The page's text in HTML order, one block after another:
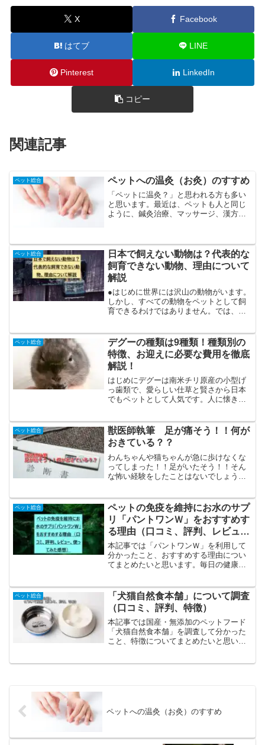
X Facebook
はてブ LINE
Pinterest LinkedIn
コピー
関連記事
ペット総合 ペットへの温灸（お灸）のすすめ
「ペットに温灸？」と思われる方も多い
と思います。最近は、ペットも人と同じ
ように、鍼灸治療、マッサージ、漢方、
も、温灸は、自宅で簡単にできることで
すので、是非、愛犬・愛猫に...
ペット総合
日本で飼えない動物は？代表的な
飼育できない動物、理由について
解説
●はじめに世界には沢山の動物がいます。
しかし、すべての動物をペットとして飼
育できるわけではありません。では、日
とができないのか、また、代表的な日本
で飼育できない動物につ...
ペット総合
デグーの種類は9種類！種類別の
特徴、お迎えに必要な費用を徹底
解説！
はじめにデグーは南米チリ原産の小型げ
っ歯類で、愛らしい仕草と賢さから日本
でもペットとして人気です。人に懐きや
ばれているんです。本記事では、デグー
の特徴を種類別に紹介しま...
ペット総合
獣医師執筆 足が痛そう！！何が
おきている？？
わんちゃんや猫ちゃんが急に歩けなくな
ってしまった！！足がいたそう！！そん
な怖い経験をしたことはないでしょう
らいいのでしょうか。それぞれの病気の
解説も踏まえお話します。ど...
ペット総合
ペットの免疫を維持にお水のサプ
リ「パントワンＷ」をおすすめす
る理由（口コミ、評判、レビュ
ー、使ってみた感想）
本記事では「パントワンＷ」を利用して
分かったこと、おすすめする理由につい
てまとめたいと思います。毎日の健康を
してあげたい毛並みをよくしてあげたい
ミネラル成分の調整で尿結...
ペット総合
「犬猫自然食本舗」について調査
（口コミ、評判、特徴）
本記事では国産・無添加のペットフード
「犬猫自然食本舗」を調査して分かった
こと、特徴についてまとめたいと思いま
ペットへの温灸（お灸）のすすめ